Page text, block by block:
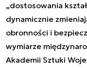
„dostosowania
dynamicznie
obronności i
wymiarze
Akademii Sztuki